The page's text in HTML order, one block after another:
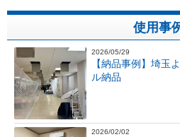
使用事
2026/05/29
【納品事例】埼
ル納品
2026/02/02